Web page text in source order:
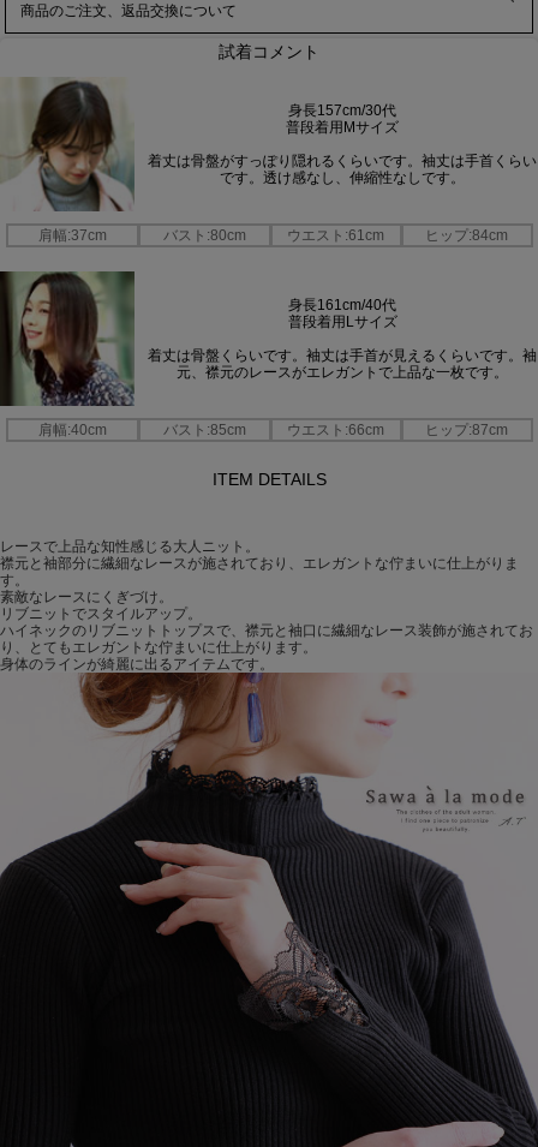
商品のご注文、返品交換について
試着コメント
身長157cm/30代
普段着用Mサイズ
着丈は骨盤がすっぽり隠れるくらいです。袖丈は手首くらい
です。透け感なし、伸縮性なしです。
肩幅:37cm バスト:80cm ウエスト:61cm ヒップ:84cm
身長161cm/40代
普段着用Lサイズ
着丈は骨盤くらいです。袖丈は手首が見えるくらいです。袖
元、襟元のレースがエレガントで上品な一枚です。
肩幅:40cm バスト:85cm ウエスト:66cm ヒップ:87cm
ITEM DETAILS
レースで上品な知性感じる大人ニット。
襟元と袖部分に繊細なレースが施されており、エレガントな佇まいに仕上がりま
す。
素敵なレースにくぎづけ。
リブニットでスタイルアップ。
ハイネックのリブニットトップスで、襟元と袖口に繊細なレース装飾が施されてお
り、とてもエレガントな佇まいに仕上がります。
身体のラインが綺麗に出るアイテムです。